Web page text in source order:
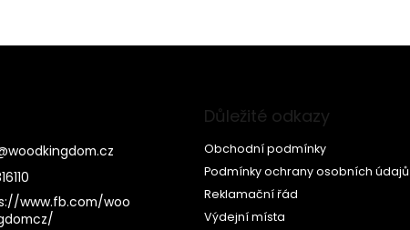
woodkingdom.cz
www.fb.com/woo
Důležité odkazy
Obchodní podmínky
Podmínky ochrany osobních údajů
Reklamační řád
Výdejní místa